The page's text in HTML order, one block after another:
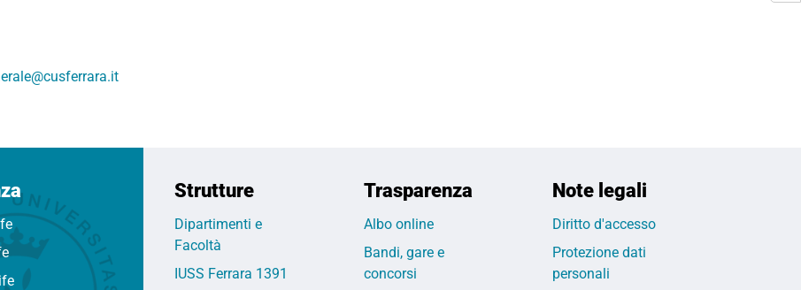
Strutture
Dipartimenti e
Facoltà
IUSS Ferrara 1391
Trasparenza
Albo online
Bandi, gare e
concorsi
Note legali
Diritto d'accesso
Protezione dati
personali